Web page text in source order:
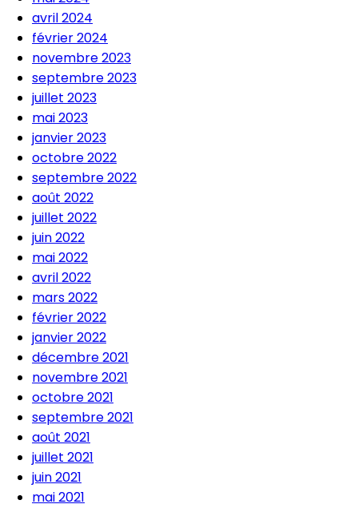
avril 2024
février 2024
novembre 2023
septembre 2023
juillet 2023
mai 2023
janvier 2023
octobre 2022
septembre 2022
août 2022
juillet 2022
juin 2022
mai 2022
avril 2022
mars 2022
février 2022
janvier 2022
décembre 2021
novembre 2021
octobre 2021
septembre 2021
août 2021
juillet 2021
juin 2021
mai 2021